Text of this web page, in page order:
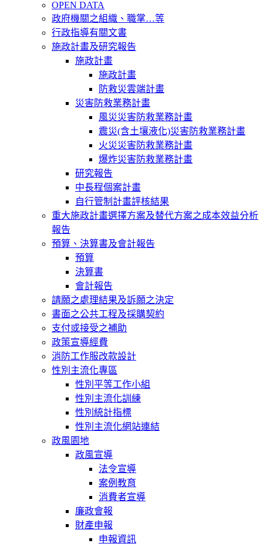
OPEN DATA
政府機關之組織、職掌…等
行政指導有關文書
施政計畫及研究報告
施政計畫
施政計畫
防救災雲端計畫
災害防救業務計畫
風災災害防救業務計畫
震災(含土壤液化)災害防救業務計畫
火災災害防救業務計畫
爆炸災害防救業務計畫
研究報告
中長程個案計畫
自行管制計畫評核結果
重大施政計畫選擇方案及替代方案之成本效益分析
報告
預算、決算書及會計報告
預算
決算書
會計報告
請願之處理結果及訴願之決定
書面之公共工程及採購契約
支付或接受之補助
政策宣導經費
消防工作服改款設計
性別主流化專區
性別平等工作小組
性別主流化訓練
性別統計指標
性別主流化網站連結
政風園地
政風宣導
法令宣導
案例教育
消費者宣導
廉政會報
財產申報
申報資訊